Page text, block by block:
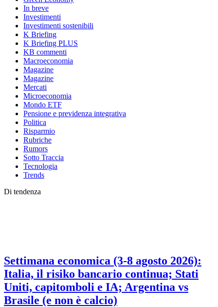
In breve
Investimenti
Investimenti sostenibili
K Briefing
K Briefing PLUS
KB commenti
Macroeconomia
Magazine
Magazine
Mercati
Microeconomia
Mondo ETF
Pensione e previdenza integrativa
Politica
Risparmio
Rubriche
Rumors
Sotto Traccia
Tecnologia
Trends
Di tendenza
Settimana economica (3-8 agosto 2026):
Italia, il risiko bancario continua; Stati
Uniti, capitomboli e IA; Argentina vs
Brasile (e non è calcio)